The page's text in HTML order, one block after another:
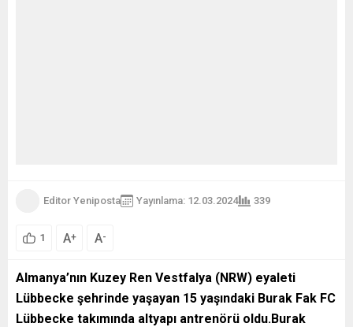
Editor Yeniposta Yayınlama: 12.03.2024 339
1 A+ A-
Almanya’nın Kuzey Ren Vestfalya (NRW) eyaleti
Lübbecke şehrinde yaşayan 15 yaşındaki Burak Fak FC
Lübbecke takımında altyapı antrenörü oldu.Burak